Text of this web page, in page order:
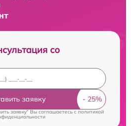
со
заявку
заявку" Вы соглашаетесь cполитикой